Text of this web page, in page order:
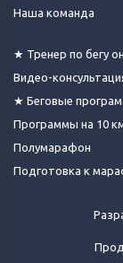
Наша команда
★ Тренер по бегу
Видео-
★ Беговые
Программы на 10
Полумарафон
Подготовка к